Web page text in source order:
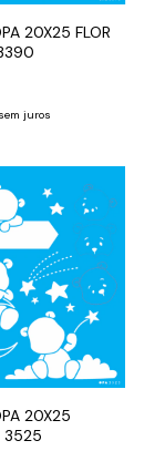
20X25 FLOR
sem juros
20X25
3525